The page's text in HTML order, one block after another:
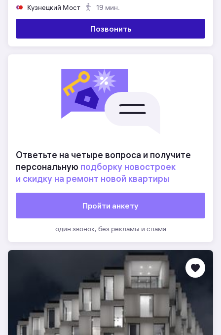
Кузнецкий Мост
19 мин.
Позвонить
Ответьте на четыре вопроса и получите
персональную подборку новостроек
и скидку на ремонт новой квартиры
Пройти анкету
один звонок, без рекламы и спама